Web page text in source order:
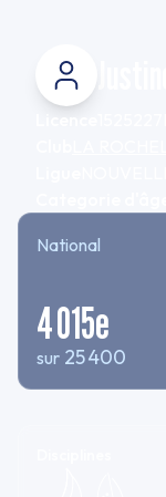
National
4 015e
sur 25 400